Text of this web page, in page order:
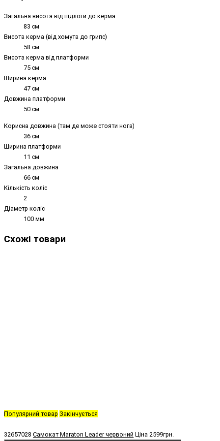
Загальна висота від підлоги до керма
83 см
Висота керма (від хомута до грипс)
58 см
Висота керма від платформи
75 см
Ширина керма
47 см
Довжина платформи
50 см
Корисна довжина (там де може стояти нога)
36 см
Ширина платформи
11 см
Загальна довжина
66 см
Кількість коліс
2
Діаметр коліс
100 мм
Схожі товари
Популярний товар Закінчується
32657028 Самокат Maraton Leader червоний Ціна 2599грн.